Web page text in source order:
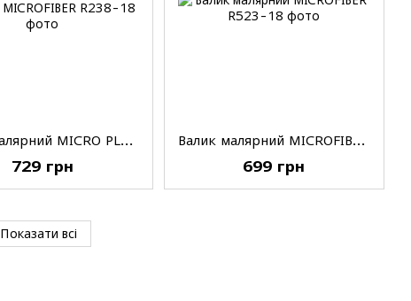
Валик малярний MICRO PLUSH™ MICROFIBER, 18'(46см), 9/16'(14мм)
729 грн
Валик малярний MICROFIBER, 18'(46см), 3/8'(9,5мм)
699 грн
Показати всі